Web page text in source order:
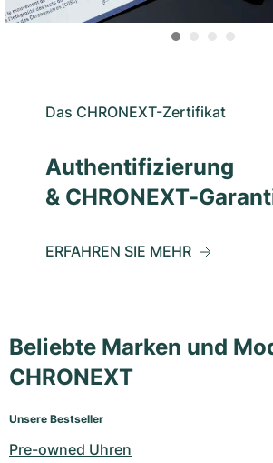
Das CHRONEXT-Zertifikat
Authentifizierung
& CHRONEXT-
ERFAHREN SIE MEHR
Beliebte Marken und
CHRONEXT
Unsere Bestseller
Pre-owned Uhren